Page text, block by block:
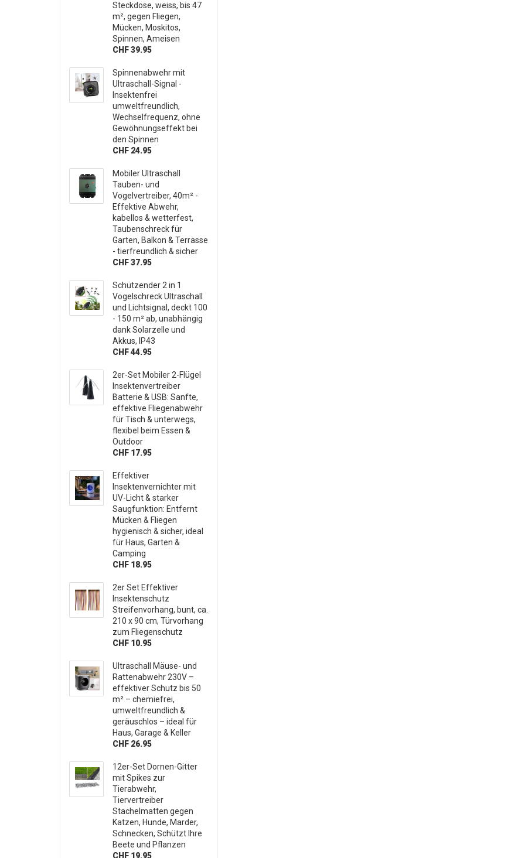
Steckdose, weiss, bis 47
m², gegen Fliegen,
Mücken, Moskitos,
Spinnen, Ameisen
CHF 39.95
Spinnenabwehr mit
Ultraschall-Signal -
Insektenfrei
umweltfreundlich,
Wechselfrequenz, ohne
Gewöhnungseffekt bei
den Spinnen
CHF 24.95
Mobiler Ultraschall
Tauben- und
Vogelvertreiber, 40m² -
Effektive Abwehr,
kabellos & wetterfest,
Taubenschreck für
Garten, Balkon & Terrasse
- tierfreundlich & sicher
CHF 37.95
Schützender 2 in 1
Vogelschreck Ultraschall
und Lichtsignal, deckt 100
- 150 m² ab, unabhängig
dank Solarzelle und
Akkus, IP43
CHF 44.95
2er-Set Mobiler 2-Flügel
Insektenvertreiber
Batterie & USB: Sanfte,
effektive Fliegenabwehr
für Tisch & unterwegs,
flexibel beim Essen &
Outdoor
CHF 17.95
Effektiver
Insektenvernichter mit
UV-Licht & starker
Saugfunktion: Entfernt
Mücken & Fliegen
hygienisch & sicher, ideal
für Haus, Garten &
Camping
CHF 18.95
2er Set Effektiver
Insektenschutz
Streifenvorhang, bunt, ca.
210 x 90 cm, Türvorhang
zum Fliegenschutz
CHF 10.95
Ultraschall Mäuse- und
Rattenabwehr 230V –
effektiver Schutz bis 50
m² – chemiefrei,
umweltfreundlich &
geräuschlos – ideal für
Haus, Garage & Keller
CHF 26.95
12er-Set Dornen-Gitter
mit Spikes zur
Tierabwehr,
Tiervertreiber
Stachelmatten gegen
Katzen, Hunde, Marder,
Schnecken, Schützt Ihre
Beete und Pflanzen
CHF 19.95